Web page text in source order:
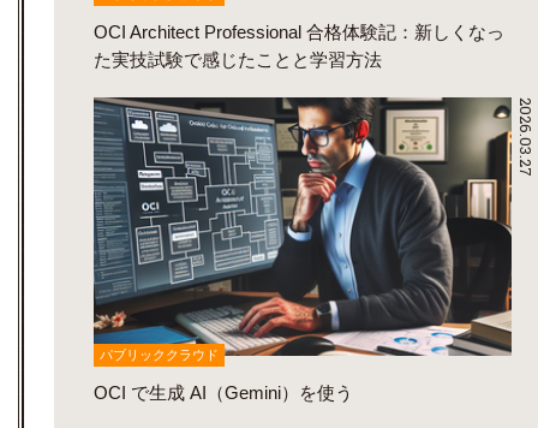
OCI Architect Professional 合格体験記：新しくなっ
た実技試験で感じたことと学習方法
2026.03.27
パブリッククラウド
OCI で生成 AI（Gemini）を使う